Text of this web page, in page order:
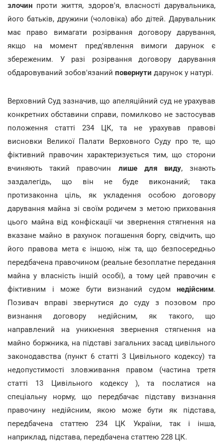
злочин проти життя, здоров'я, власності дарувальника,
його батьків, дружини (чоловіка) або дітей. Дарувальник
має право вимагати розірвання договору дарування,
якщо на момент пред'явлення вимоги дарунок є
збереженим. У разі розірвання договору дарування
обдаровуваний зобов'язаний повернути дарунок у натурі.
Верховний Суд зазначив, що апеляційний суд не урахував
конкретних обставини справи, помилково не застосував
положення статті 234 ЦК, та не урахував правові
висновки Великої Палати Верховного Суду про те, що
фіктивний правочин характеризується тим, що сторони
вчиняють такий правочин лише для виду, знають
заздалегідь, що він не буде виконаний; така
протизаконна ціль, як укладення особою договору
дарування майна зі своїм родичем з метою приховання
цього майна від конфіскації чи звернення стягнення на
вказане майно в рахунок погашення боргу, свідчить, що
його правова мета є іншою, ніж та, що безпосередньо
передбачена правочином (реальне безоплатне передання
майна у власність іншій особі), а тому цей правочин є
фіктивним і може бути визнаний судом недійсним.
Позивач вправі звернутися до суду з позовом про
визнання договору недійсним, як такого, що
направлений на уникнення звернення стягнення на
майно боржника, на підставі загальних засад цивільного
законодавства (пункт 6 статті 3 Цивільного кодексу) та
недопустимості зловживання правом (частина третя
статті 13 Цивільного кодексу ), та послатися на
спеціальну норму, що передбачає підставу визнання
правочину недійсним, якою може бути як підстава,
передбачена статтею 234 ЦК України, так і інша,
наприклад, підстава, передбачена статтею 228 ЦК.